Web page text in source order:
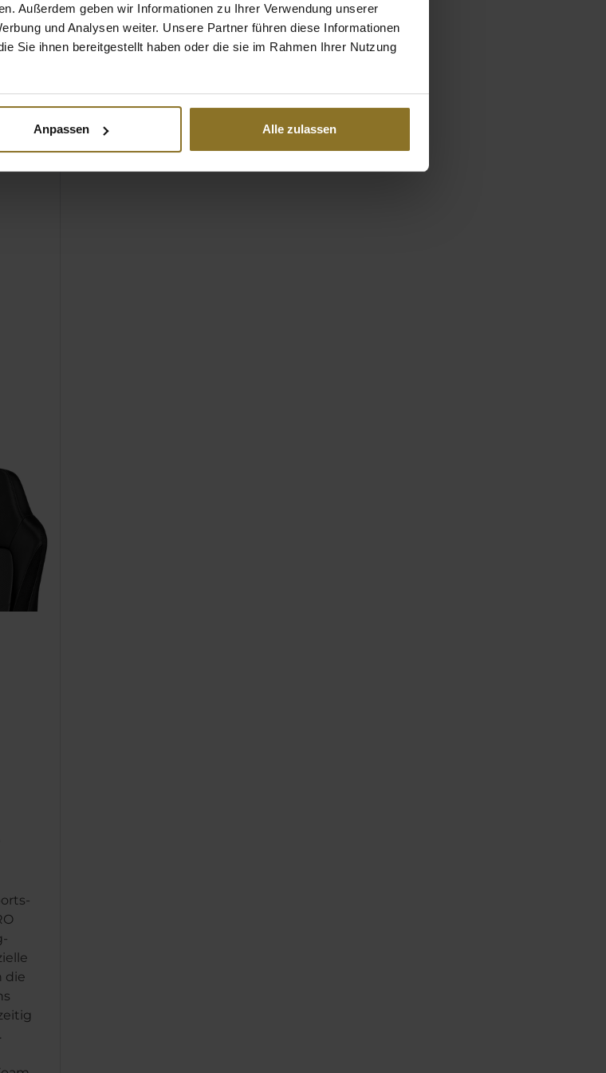
Außerdem geben wir Informationen zu Ihrer Verwendung unserer
und Analysen weiter. Unsere Partner führen diese Informationen
Sie ihnen bereitgestellt haben oder die sie im Rahmen Ihrer Nutzung
Anpassen Alle zulassen
die